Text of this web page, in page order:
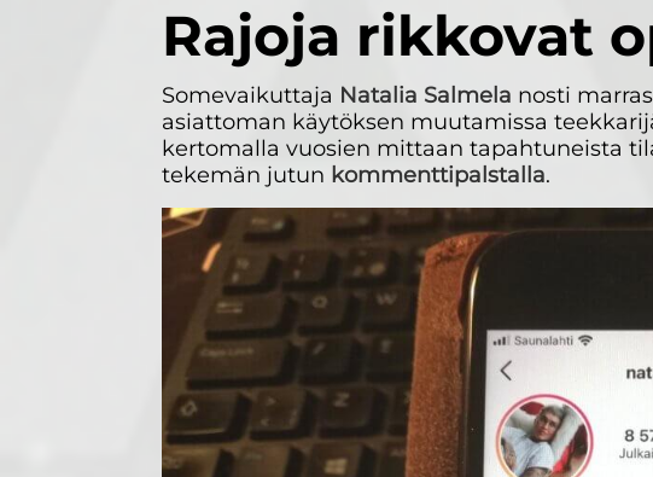
Rajoja rikkovat
Somevaikuttaja Natalia Salmela nosti
asiattoman käytöksen muutamissa
kertomalla vuosien mittaan tapahtuneista
tekemän jutun kommenttipalstalla.